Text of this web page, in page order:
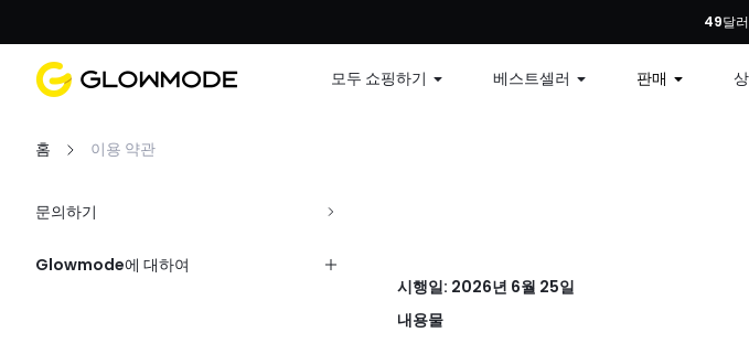
첫 주문: 모든 주문 10% 할인, 79달러 이상 구매
49달
모두 쇼핑하기 베스트셀러 판매
홈 이용 약관
문의하기
Glowmode에 대하여
시행일: 2026년 6월 25일
내용물